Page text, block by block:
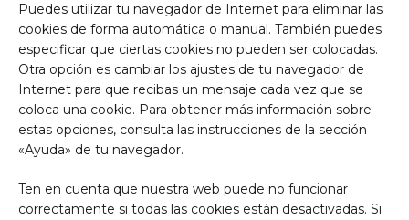
Puedes utilizar tu navegador de Internet para eliminar las
cookies de forma automática o manual. También puedes
especificar que ciertas cookies no pueden ser colocadas.
Otra opción es cambiar los ajustes de tu navegador de
Internet para que recibas un mensaje cada vez que se
coloca una cookie. Para obtener más información sobre
estas opciones, consulta las instrucciones de la sección
«Ayuda» de tu navegador.
Ten en cuenta que nuestra web puede no funcionar
correctamente si todas las cookies están desactivadas. Si